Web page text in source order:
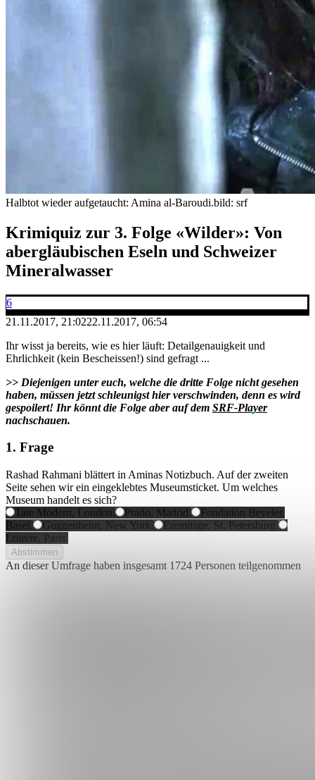
Halbtot wieder aufgetaucht: Amina al-Baroudi.bild: srf
Krimiquiz zur 3. Folge «Wilder»: Von
abergläubischen Eseln und Schweizer
Mineralwasser
6
21.11.2017, 21:0222.11.2017, 06:54
Ihr wisst ja bereits, wie es hier läuft: Detailgenauigkeit und
Ehrlichkeit (kein Bescheissen!) sind gefragt ...
>> Diejenigen unter euch, welche die dritte Folge nicht gesehen
haben, müssen jetzt schleunigst hier verschwinden, denn es wird
gespoilert! Ihr könnt die Folge aber auf dem SRF-Player
nachschauen.
1. Frage
Rashad Rahmani blättert in Aminas Notizbuch. Auf der zweiten
Seite sehen wir ein eingeklebtes Museumsticket. Um welches
Museum handelt es sich?
Tate Modern, London.
Prado, Madrid.
Fondation Beyeler,
Basel.
Guggenheim, New York.
Eremitage, St. Petersburg.
Louvre, Paris.
Abstimmen
An dieser Umfrage haben insgesamt 1724 Personen teilgenommen